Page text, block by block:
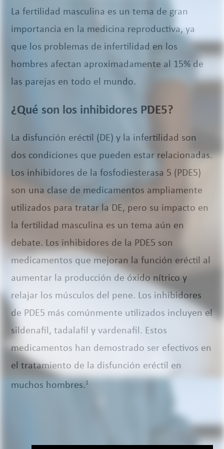
La fertilidad masculina es un tema de gran
importancia en la medicina reproductiva, ya
que los problemas de infertilidad en los
hombres afectan aproximadamente al 15% de
las parejas en todo el mundo.
¿Qué son los inhibidores PDE5?
La disfunción eréctil (DE) y la infertilidad son
dos condiciones que pueden estar relacionadas.
Los inhibidores de la fosfodiesterasa 5 (PDE5)
son una clase de medicamentos ampliamente
utilizados para tratar la DE, pero su impacto en
la fertilidad masculina es un tema aún en
debate. Los inhibidores de la PDE5 son
medicamentos que mejoran la función eréctil al
aumentar la producción de óxido nítrico y
relajar los músculos del pene. Los inhibidores
de PDE5 más comúnmente utilizados incluyen el
sildenafil, tadalafil y vardenafil. Estos
medicamentos han demostrado ser efectivos en
el tratamiento de la disfunción eréctil en
muchos hombres.1